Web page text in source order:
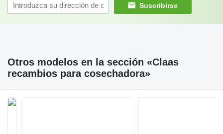
Suscribirse
Otros modelos en la sección «Claas
recambios para cosechadora»